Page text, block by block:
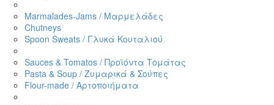
Marmalades-Jams / Μαρμελάδες
Chutneys
Spoon Sweats / Γλυκά Κουταλιού
Sauces & Tomatos / Προϊόντα Τομάτας
Pasta & Soup / Ζυμαρικά & Σούπες
Flour-made / Αρτοποιήματα